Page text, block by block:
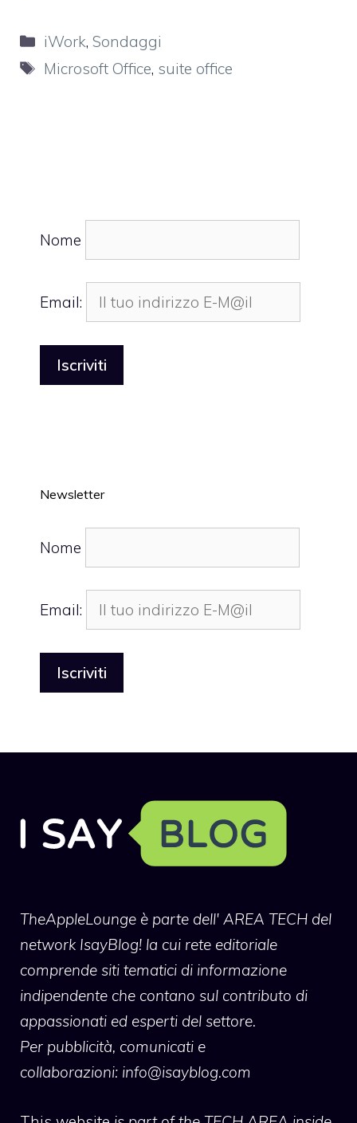
Categorie
iWork,Sondaggi
Tag
Microsoft Office, suite office
Nome
Email:
Newsletter
Nome
Email:
TheAppleLounge è parte dell' AREA TECH del
network IsayBlog! la cui rete editoriale
comprende siti tematici di informazione
indipendente che contano sul contributo di
appassionati ed esperti del settore.
Per pubblicità, comunicati e
collaborazioni: info@isayblog.com